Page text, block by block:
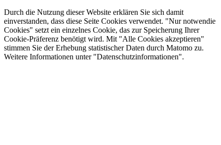
Durch die Nutzung dieser Website erklären Sie sich damit
einverstanden, dass diese Seite Cookies verwendet. "Nur notwendie
Cookies" setzt ein einzelnes Cookie, das zur Speicherung Ihrer
Cookie-Präferenz benötigt wird. Mit "Alle Cookies akzeptieren"
stimmen Sie der Erhebung statistischer Daten durch Matomo zu.
Weitere Informationen unter "Datenschutzinformationen".